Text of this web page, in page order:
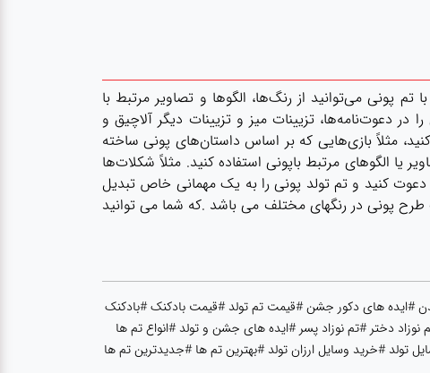
پونی می‌توانید از رنگ‌ها، الگوها و تصاویر مرتبط با
در دعوت‌نامه‌ها، تزیینات میز و تزیینات دیگر آلاچیق و
مثلاً بازی‌هایی که بر اساس داستان‌های پونی ساخته
الگوهای مرتبط باپونی استفاده کنید. مثلاً شکلات‌ها
کنید و تم تولد پونی را به یک مهمانی خاص تبدیل
طرح پونی در رنگهای مختلف می باشد .که شما می توانید
#ایده های دکور جشن #قیمت تم تولد #قیمت بادکنک #بادکنک
دختر #تم نوزاد پسر #ایده های جشن و تولد #انواع تم ها
#خرید وسایل ارزان تولد #بهترین تم ها #جدیدترین تم ها